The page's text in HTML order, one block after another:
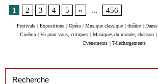
1
2 3 4 5 » ... 456
Festivals Expositions Opéra Musique classique théâtre Danse
Cinéma
Vu pour vous, critiques Musiques du monde, chanson
Evénements
Téléchargements